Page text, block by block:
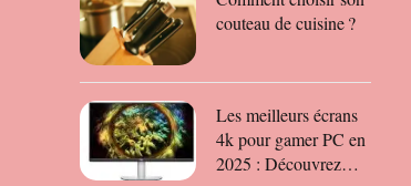
couteau de cuisine ?
Les meilleurs écrans
4k pour gamer PC en
2025 : Découvrez